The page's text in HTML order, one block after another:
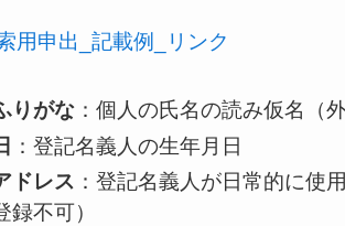
用申出_記載例_リンク
りがな：​個人の氏名の読み仮名（
：​登記名義人の生年月日
ドレス ：​登記名義人が日常的に使
録不可）